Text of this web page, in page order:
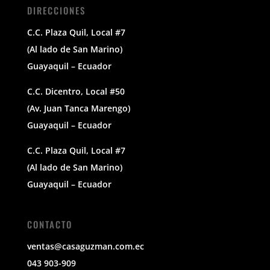
DIRECCIONES
C.C. Plaza Quil, Local #7
(Al lado de San Marino)
Guayaquil – Ecuador
C.C. Dicentro, Local #50
(Av. Juan Tanca Marengo)
Guayaquil – Ecuador
C.C. Plaza Quil, Local #7
(Al lado de San Marino)
Guayaquil – Ecuador
CONTACTO
ventas@casaguzman.com.ec
043 903-909